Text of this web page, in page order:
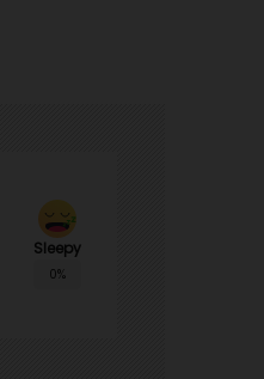
Sleepy
0%